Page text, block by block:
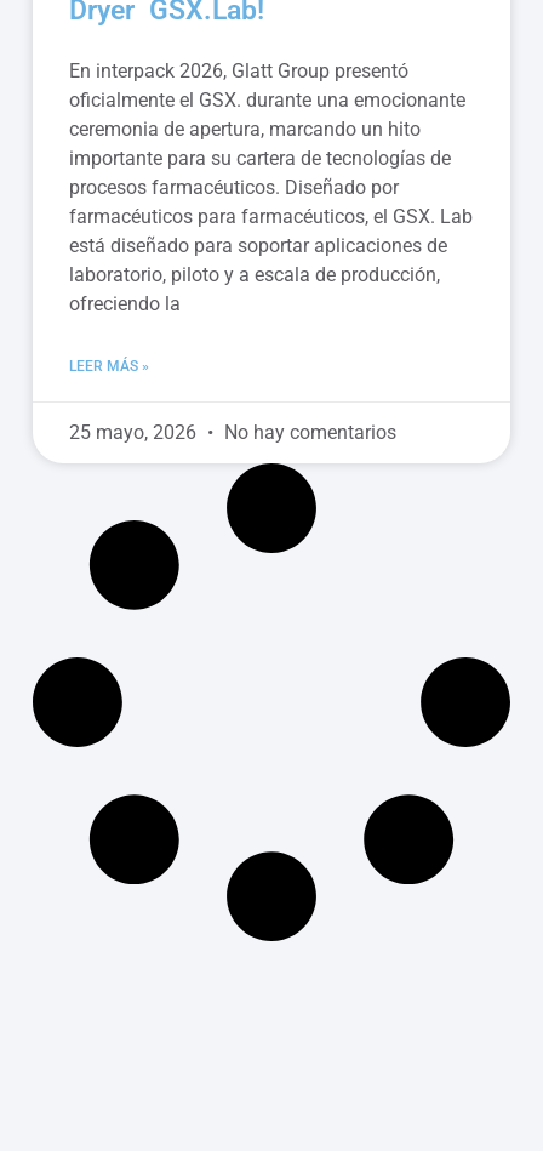
Dryer GSX.Lab!
En interpack 2026, Glatt Group presentó
oficialmente el GSX. durante una emocionante
ceremonia de apertura, marcando un hito
importante para su cartera de tecnologías de
procesos farmacéuticos. Diseñado por
farmacéuticos para farmacéuticos, el GSX. Lab
está diseñado para soportar aplicaciones de
laboratorio, piloto y a escala de producción,
ofreciendo la
LEER MÁS »
25 mayo, 2026 No hay comentarios